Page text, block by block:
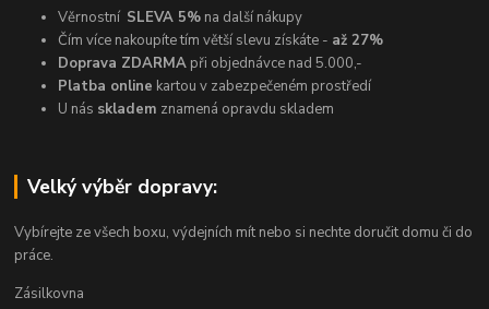
Věrnostní SLEVA 5% na další nákupy
Čím více nakoupíte tím větší slevu získáte - až 27%
Doprava ZDARMA při objednávce nad 5.000,-
Platba online kartou v zabezpečeném prostředí
U nás skladem znamená opravdu skladem
Velký výběr dopravy:
Vybírejte ze všech boxu, výdejních mít nebo si nechte doručit domu či do
práce.
Zásilkovna